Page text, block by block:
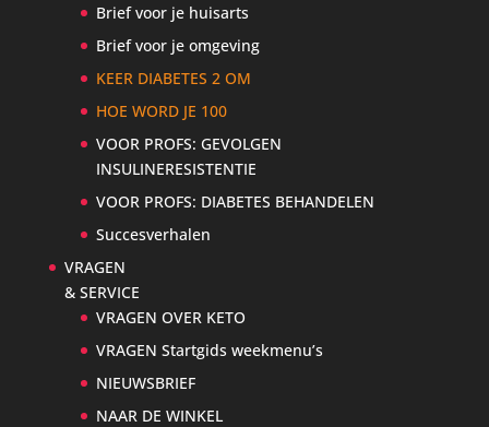
Brief voor je huisarts
Brief voor je omgeving
KEER DIABETES 2 OM
HOE WORD JE 100
VOOR PROFS: GEVOLGEN
INSULINERESISTENTIE
VOOR PROFS: DIABETES BEHANDELEN
Succesverhalen
VRAGEN
& SERVICE
VRAGEN OVER KETO
VRAGEN Startgids weekmenu’s
NIEUWSBRIEF
NAAR DE WINKEL